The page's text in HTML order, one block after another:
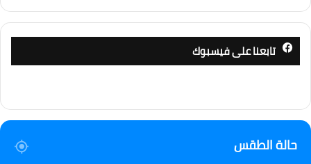
تابعنا على فيسبوك
حالة الطقس